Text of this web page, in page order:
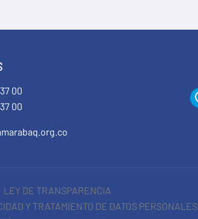
00
00
LEY DE TRANSPARENCIA
Y TRATAMIENTO DE DATOS PERSONALES